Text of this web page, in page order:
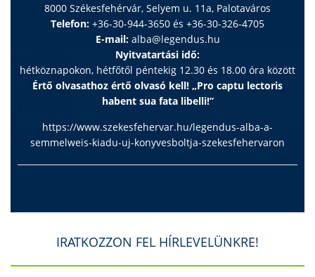
8000 Székesfehérvár, Selyem u. 11a, Palotaváros
Telefon: +36-30-944-3650 és +36-30-326-4705
E-mail: alba@legendus.hu
Nyitvatartási idő:
hétköznapokon, hétfőtől péntekig 12.30 és 18.00 óra között
Értő olvasathoz értő olvasó kell! „Pro captu lectoris
habent sua fata libelli!”
https://www.szekesfehervar.hu/legendus-alba-a-
semmelweis-kiadu-uj-konyvesboltja-szekesfehervaron
IRATKOZZON FEL HÍRLEVELÜNKRE!